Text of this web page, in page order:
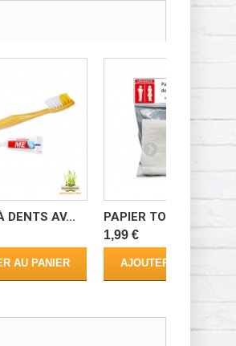
DENTS AV...
AU PANIER
PAPIER TOILETTE D...
1,99 €
AJOUTER AU PANIER